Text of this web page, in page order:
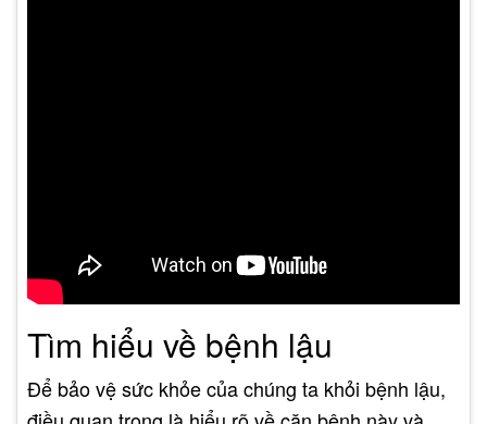
Tìm hiểu về bệnh lậu
Để bảo vệ sức khỏe của chúng ta khỏi bệnh lậu,